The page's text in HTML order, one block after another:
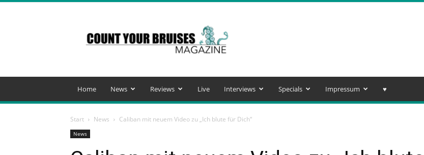
Your
Bruises
Magazine
Home News Reviews Live Interviews Specials Impressum ♥️
Start News Caliban mit neuem Video zu „Ich blute für Dich“
News